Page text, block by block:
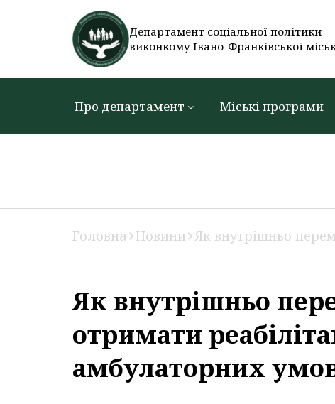
Департамент соціальної політики
виконкому Івано-Франківської
Про департамент Міські програми
Головна Новини Як внутрішньо
Як внутрішньо
отримати
амбулаторних